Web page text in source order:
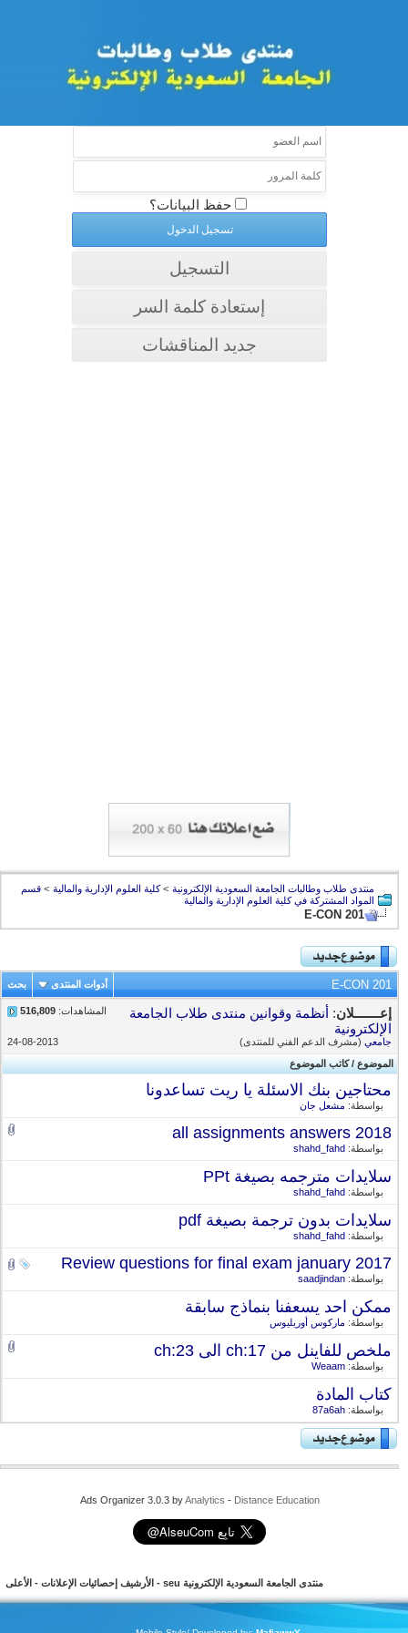
حفظ البيانات؟
التسجيل
إستعادة كلمة السر
جديد المناقشات
منتدى طلاب وطالبات الجامعة السعودية الإلكترونية > كلية العلوم الإدارية والمالية > قسم
المواد المشتركة في كلية العلوم الإدارية والمالية
​E-CON 201
​E-CON 201 أدوات المنتدى بحث
المشاهدات:516,809 إعـــــــلان:أنظمة وقوانين منتدى طلاب الجامعة
الإلكترونية
24-08-2013 جامعي(مشرف الدعم الفني للمنتدى)
الموضوع/كاتب الموضوع
محتاجين بنك الاسئلة يا ريت تساعدونا
بواسطة:مشعل جان
all assignments answers 2018
بواسطة:shahd_fahd
سلايدات مترجمه بصيغة PPt
بواسطة:shahd_fahd
سلايدات بدون ترجمة بصيغة pdf
بواسطة:shahd_fahd
Review questions for final exam january 2017
بواسطة:saadjindan
ممكن احد يسعفنا بنماذج سابقة
بواسطة:ماركوس أوريليوس
ملخص للفاينل من ch:17 الى ch:23
بواسطة:Weaam
كتاب المادة
بواسطة:87a6ah
Ads Organizer 3.0.3 byAnalytics -Distance Education
منتدى الجامعة السعودية الإلكترونية seu - الأرشيف إحصائيات الإعلانات- الأعلى